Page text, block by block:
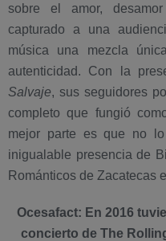
sobre el amor,
capturado a una
música una mezcla
autenticidad. Con la
Salvaje, sus seguidores
completo que fungió
mejor parte es que no
inigualable presencia de
Románticos de Zacatecas
Ocesafact: En 2016
concierto de The